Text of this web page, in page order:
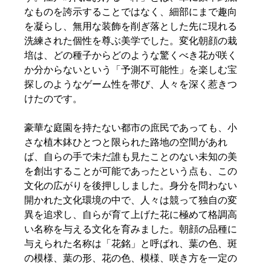
なものを誇示することではなく、細部にまで趣向
を凝らし、無用な装飾を削ぎ落とした先に現れる
洗練された個性を尊ぶ美学でした。変化朝顔の栽
培は、どの種子からどのような驚くべき花が咲く
か分からないという「予測不可能性」を楽しむ宝
探しのようなゲーム性を帯び、人々を深く惹きつ
けたのです。
豪華な庭園を持たない都市の庶民であっても、小
さな植木鉢ひとつと限られた路地の空間があれ
ば、自らの手で未だ誰も見たことのない未知の美
を創出することが可能であったという点も、この
文化の広がりを後押ししました。身分を問わない
開かれた文化環境の中で、人々は競って独自の変
異を追求し、自らが育て上げた花に極めて格調高
い名称を与える文化を育みました。朝顔の品種に
与えられた名称は「花銘」と呼ばれ、葉の色、斑
の模様、葉の形、花の色、模様、咲き方を一定の